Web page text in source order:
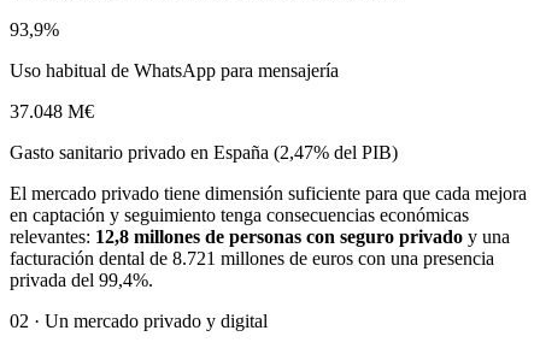
93,9%
Uso habitual de WhatsApp para mensajería
37.048 M€
Gasto sanitario privado en España (2,47% del PIB)
El mercado privado tiene dimensión suficiente para que cada mejora
en captación y seguimiento tenga consecuencias económicas
relevantes: 12,8 millones de personas con seguro privado y una
facturación dental de 8.721 millones de euros con una presencia
privada del 99,4%.
02 · Un mercado privado y digital